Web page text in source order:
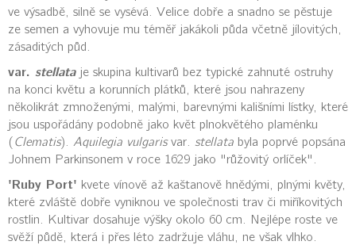
ve výsadbě, silně se vysévá. Velice dobře a snadno se pěstuje
ze semen a vyhovuje mu téměř jakákoli půda včetně jílovitých,
zásaditých půd.
var. stellataje skupina kultivarů bez typické zahnuté ostruhy
na konci květu a korunních plátků, které jsou nahrazeny
několikrát zmnoženými, malými, barevnými kališními lístky, které
jsou uspořádány podobně jako květ plnokvětého plaménku
(Clematis). Aquilegia vulgarisvar. stellata byla poprvé popsána
Johnem Parkinsonem v roce 1629 jako "růžovitý orlíček".
'Ruby Port' kvete vínově až kaštanově hnědými, plnými květy,
které zvláště dobře vyniknou ve společnosti trav či miříkovitých
rostlin. Kultivar dosahuje výšky okolo 60 cm. Nejlépe roste ve
svěží půdě, která i přes léto zadržuje vláhu, ne však vlhko.